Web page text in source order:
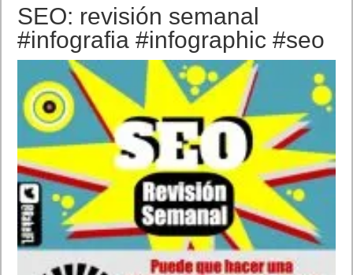
Los mejores comandos de voz para Android. Android sin
manos con Google Now. El asistente de voz Google Now es en
Android lo que Siri a iOS de Apple. Uno de los puntos clave
para lograr tener un asistente virtual es, sin duda, que este sea
capaz de entendernos cuando hablamos sin tocar nuestro
smartphone.
La opción de utilizarla está presente en prácticamente el 100%
de los terminales que tienen el sistema operativo de los de
Mountain View. Para empezar a ejecutarlo solo tienes que decir
Ok Googley luego decir una frase.
Por lo tanto, saber utilizarlo correctamente es importante a la
par que eficiente.
Hoy intentaremos recopilar los mejores comandos de Google